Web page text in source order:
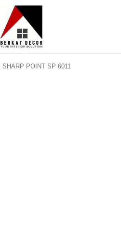
SHARP POINT SP 6011